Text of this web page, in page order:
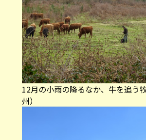
12月の小雨の降るなか、牛を追う
州）